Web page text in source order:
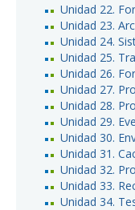
Unidad 22.
Unidad 23.
Unidad 24.
Unidad 25.
Unidad 26.
Unidad 27.
Unidad 28.
Unidad 29.
Unidad 30.
Unidad 31.
Unidad 32.
Unidad 33.
Unidad 34.